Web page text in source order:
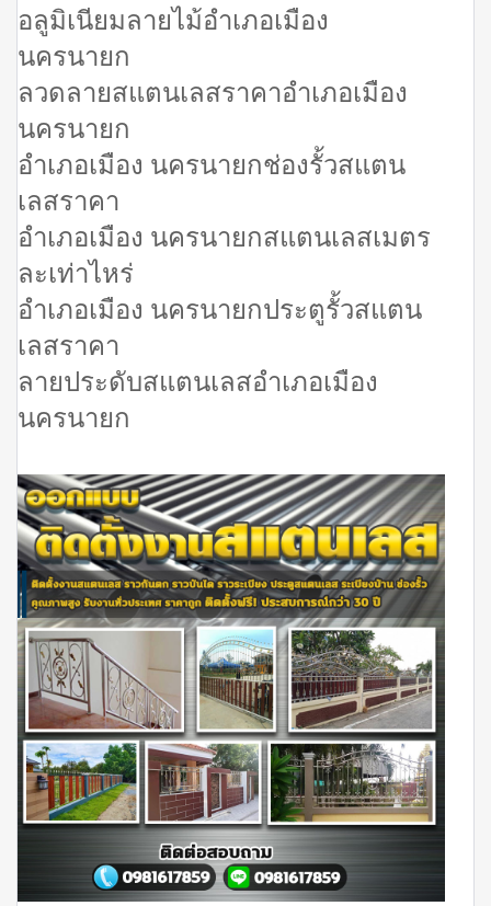
อลูมิเนียมลายไม้อำเภอเมือง
นครนายก
ลวดลายสแตนเลสราคาอำเภอเมือง
นครนายก
อำเภอเมือง นครนายกช่องรั้วสแตน
เลสราคา
อำเภอเมือง นครนายกสแตนเลสเมตร
ละเท่าไหร่
อำเภอเมือง นครนายกประตูรั้วสแตน
เลสราคา
ลายประดับสแตนเลสอำเภอเมือง
นครนายก